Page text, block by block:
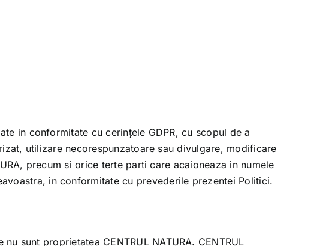
in conformitate cu cerințele GDPR, cu scopul de a
utilizare necorespunzatoare sau divulgare, modificare
, precum si orice terte parti care acaioneaza in numele
in conformitate cu prevederile prezentei Politici.
nu sunt proprietatea CENTRUL NATURA. CENTRUL